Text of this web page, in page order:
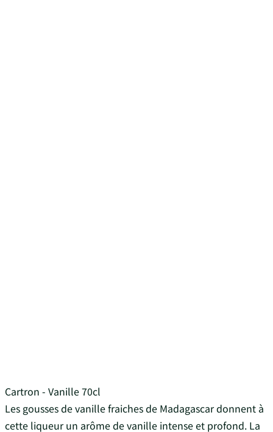
Cartron - Vanille 70cl
Les gousses de vanille fraiches de Madagascar donnent à
cette liqueur un arôme de vanille intense et profond. La